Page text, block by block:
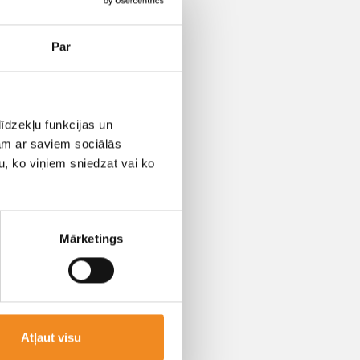
Par
funkcijas un
ar saviem sociālās
ko viņiem sniedzat vai ko
Mārketings
Atļaut visu
категории
в